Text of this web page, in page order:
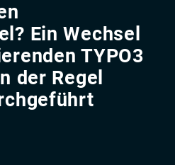
Ein Wechsel
TYPO3
der Regel